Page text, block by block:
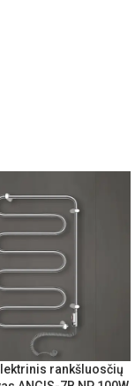
rankšluosčių